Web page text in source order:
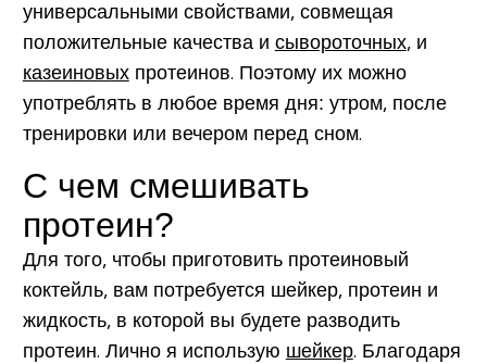
универсальными свойствами, совмещая
положительные качества и сывороточных, и
казеиновыхпротеинов. Поэтому их можно
употреблять в любое время дня: утром, после
тренировки или вечером перед сном.
С чем смешивать
протеин?
Для того, чтобы приготовить протеиновый
коктейль, вам потребуется шейкер, протеин и
жидкость, в которой вы будете разводить
протеин. Лично я использую шейкер. Благодаря